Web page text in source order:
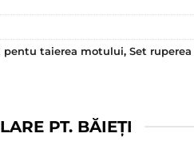
pentu taierea motului, Set
PT. BĂIEȚI